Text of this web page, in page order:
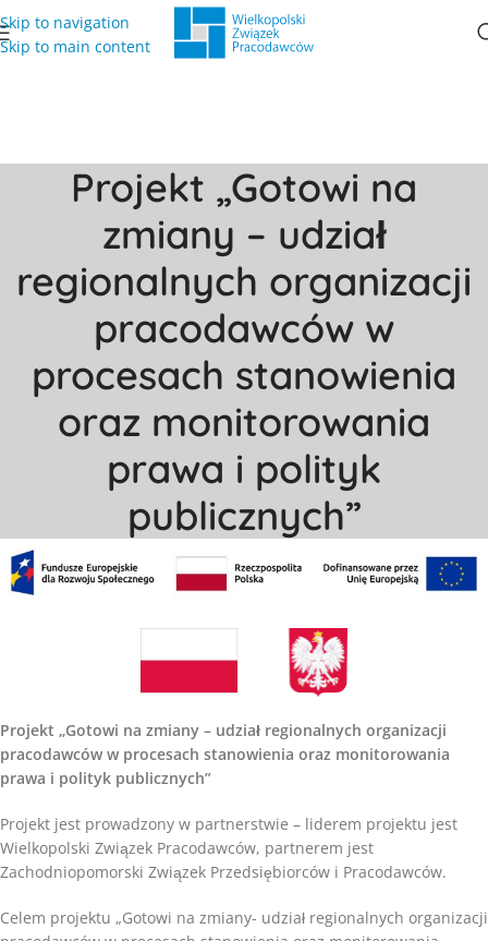
Skip to navigation
Skip to main content
Projekt „Gotowi na
zmiany – udział
regionalnych organizacji
pracodawców w
procesach stanowienia
oraz monitorowania
prawa i polityk
publicznych”
Projekt „Gotowi na zmiany – udział regionalnych organizacji
pracodawców w procesach stanowienia oraz monitorowania
prawa i polityk publicznych”
Projekt jest prowadzony w partnerstwie – liderem projektu jest
Wielkopolski Związek Pracodawców, partnerem jest
Zachodniopomorski Związek Przedsiębiorców i Pracodawców.
Celem projektu „Gotowi na zmiany- udział regionalnych organizacji